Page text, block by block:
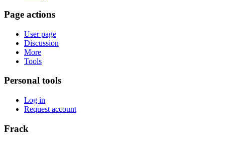
Page actions
User page
Discussion
More
Tools
Personal tools
Log in
Request account
Frack